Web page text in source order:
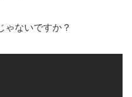
ゃないですか？